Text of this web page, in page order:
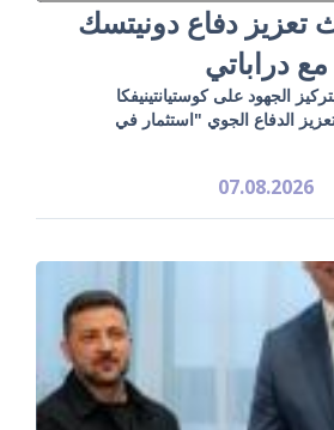
تعزيز دفاع دونيتسك
دراباتي
الجهود على كوستيانتينيفكا
الدفاع الجوي "استثمار في
07.08.2026